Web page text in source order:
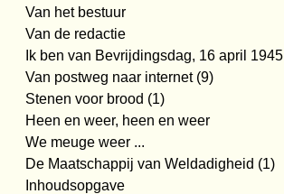
Van het bestuur
Van de redactie
Ik ben van Bevrijdingsdag, 16 april 1945
Van postweg naar internet (9)
Stenen voor brood (1)
Heen en weer, heen en weer
We meuge weer ...
De Maatschappij van Weldadigheid (1)
Inhoudsopgave